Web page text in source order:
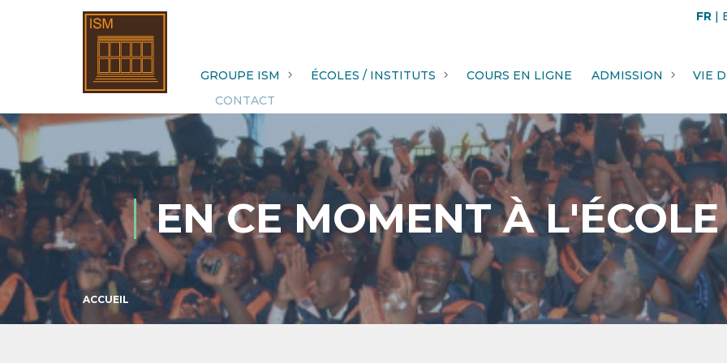
EN CE MOMENT À L'ÉCOLE
ACCUEIL
FR |
GROUPE ISM ÉCOLES / INSTITUTS COURS EN LIGNE ADMISSION
VIE
CONTACT